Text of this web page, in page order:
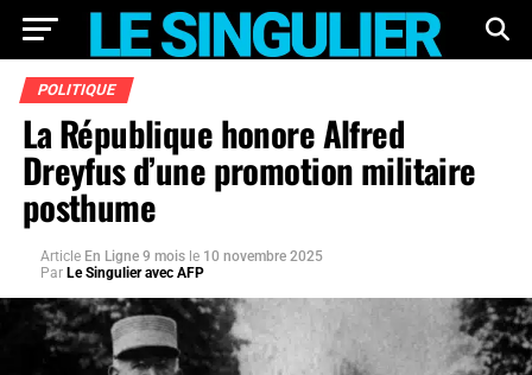
POLITIQUE
La République honore Alfred
Dreyfus d’une promotion militaire
posthume
Article En Ligne 9 mois le 10 novembre 2025
Par Le Singulier avec AFP